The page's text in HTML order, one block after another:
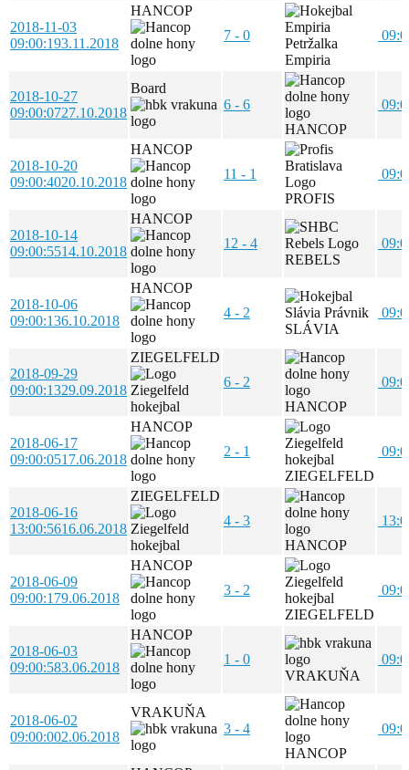
2018-11-03
09:00:193.11.2018
HANCOP
7 - 0
Empiria
2018-10-27
09:00:0727.10.2018
Board
6 - 6
HANCOP
2018-10-20
09:00:4020.10.2018
HANCOP
11 - 1
PROFIS
2018-10-14
09:00:5514.10.2018
HANCOP
12 - 4
REBELS
2018-10-06
09:00:136.10.2018
HANCOP
4 - 2
SLÁVIA
2018-09-29
09:00:1329.09.2018
ZIEGELFELD
6 - 2
HANCOP
2018-06-17
09:00:0517.06.2018
HANCOP
2 - 1
ZIEGELFELD
2018-06-16
13:00:5616.06.2018
ZIEGELFELD
4 - 3
HANCOP
2018-06-09
09:00:179.06.2018
HANCOP
3 - 2
ZIEGELFELD
2018-06-03
09:00:583.06.2018
HANCOP
1 - 0
VRAKUŇA
2018-06-02
09:00:002.06.2018
VRAKUŇA
3 - 4
HANCOP